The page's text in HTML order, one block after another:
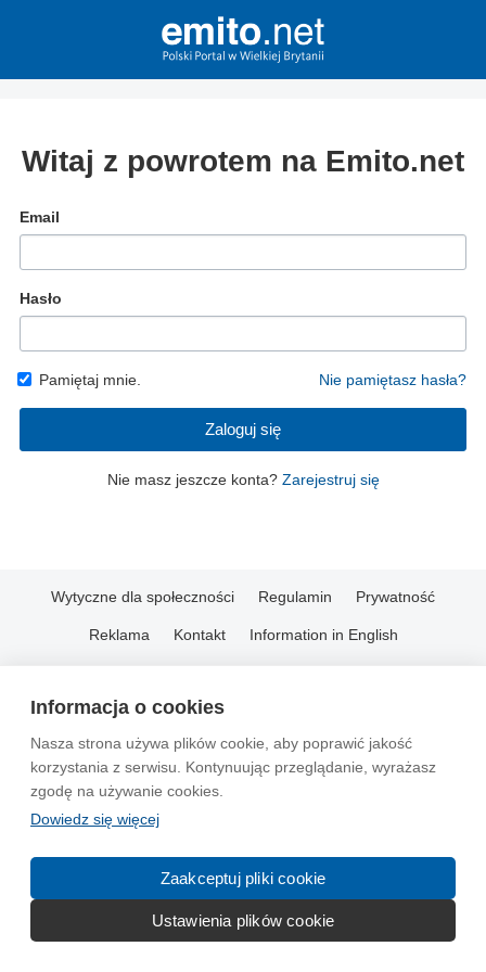
Informacja o cookies
Nasza strona używa plików cookie, aby poprawić jakość
korzystania z serwisu. Kontynuując przeglądanie, wyrażasz
zgodę na używanie cookies.
Dowiedz się więcej
Zaakceptuj pliki cookie
Ustawienia plików cookie
Witaj z powrotem na Emito.net
Email
Hasło
Pamiętaj mnie. Nie pamiętasz hasła?
Zaloguj się
Nie masz jeszcze konta? Zarejestruj się
Wytyczne dla społeczności Regulamin Prywatność
Reklama Kontakt Information in English